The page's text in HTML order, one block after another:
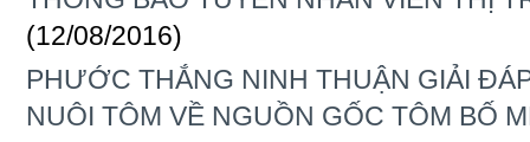
(12/08/2016)
PHƯỚC THẮNG NINH THUẬN GIẢI
NUÔI TÔM VỀ NGUỒN GỐC TÔM BỐ